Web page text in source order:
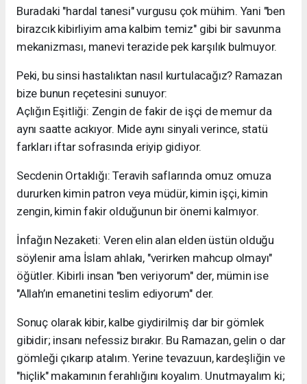
​Buradaki "hardal tanesi" vurgusu çok mühim. Yani "ben
birazcık kibirliyim ama kalbim temiz" gibi bir savunma
mekanizması, manevi terazide pek karşılık bulmuyor.
​Peki, bu sinsi hastalıktan nasıl kurtulacağız? Ramazan
bize bunun reçetesini sunuyor:
​Açlığın Eşitliği: Zengin de fakir de işçi de memur da
aynı saatte acıkıyor. Mide aynı sinyali verince, statü
farkları iftar sofrasında eriyip gidiyor.
​Secdenin Ortaklığı: Teravih saflarında omuz omuza
dururken kimin patron veya müdür, kimin işçi, kimin
zengin, kimin fakir olduğunun bir önemi kalmıyor.
​İnfağın Nezaketi: Veren elin alan elden üstün olduğu
söylenir ama İslam ahlakı, "verirken mahcup olmayı"
öğütler. Kibirli insan "ben veriyorum" der, mümin ise
"Allah’ın emanetini teslim ediyorum" der.
Sonuç olarak kibir, kalbe giydirilmiş dar bir gömlek
gibidir; insanı nefessiz bırakır. Bu Ramazan, gelin o dar
gömleği çıkarıp atalım. Yerine tevazuun, kardeşliğin ve
"hiçlik" makamının ferahlığını koyalım. Unutmayalım ki;